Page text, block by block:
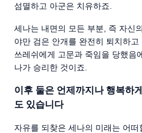
섬멸하고 아군은 치유하죠.
세나는 내면의 모든 부분, 즉 자신
야만 검은 안개를 완전히 퇴치하고
쓰레쉬에게 고문과 죽임을 당했음
나가 승리한 것이죠.
이후 둘은 언제까지나 행복하
도 있습니다
자유를 되찾은 세나의 미래는 어떠